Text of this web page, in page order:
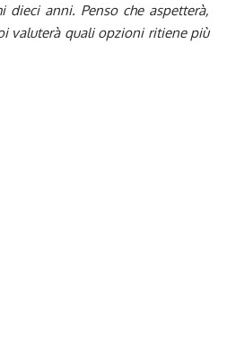
anni. Penso che aspetterà,
valuterà quali opzioni ritiene più